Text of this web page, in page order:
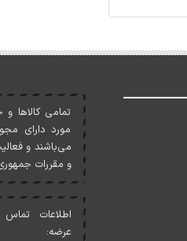
تمامی کالاها
مورد دارای
می‌باشند و
و مقررات
اطلاعات تماس
عرضه: